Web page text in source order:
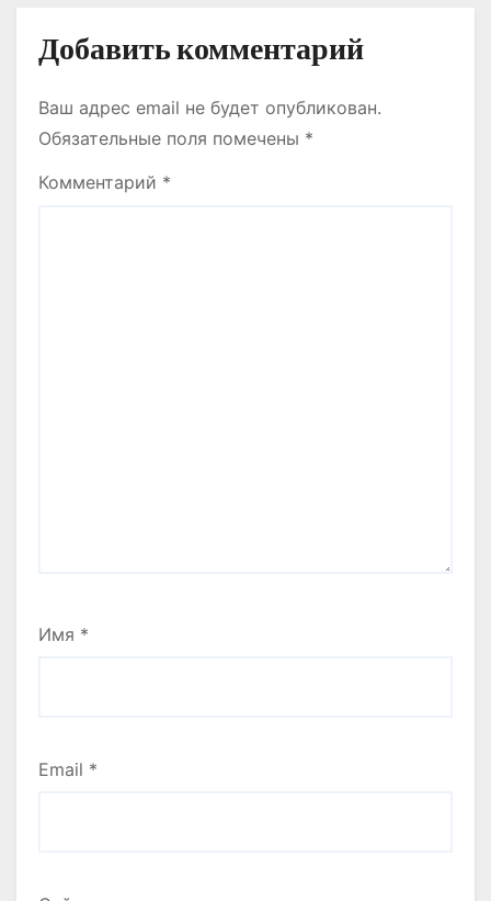
м
Добавить комментарий
Ваш адрес email не будет опубликован.
Обязательные поля помечены *
Комментарий *
Имя *
Email *